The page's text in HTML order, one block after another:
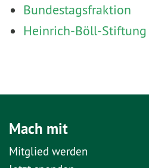
Bundestagsfraktion
Heinrich-Böll-Stiftung
Mach mit
Mitglied werden